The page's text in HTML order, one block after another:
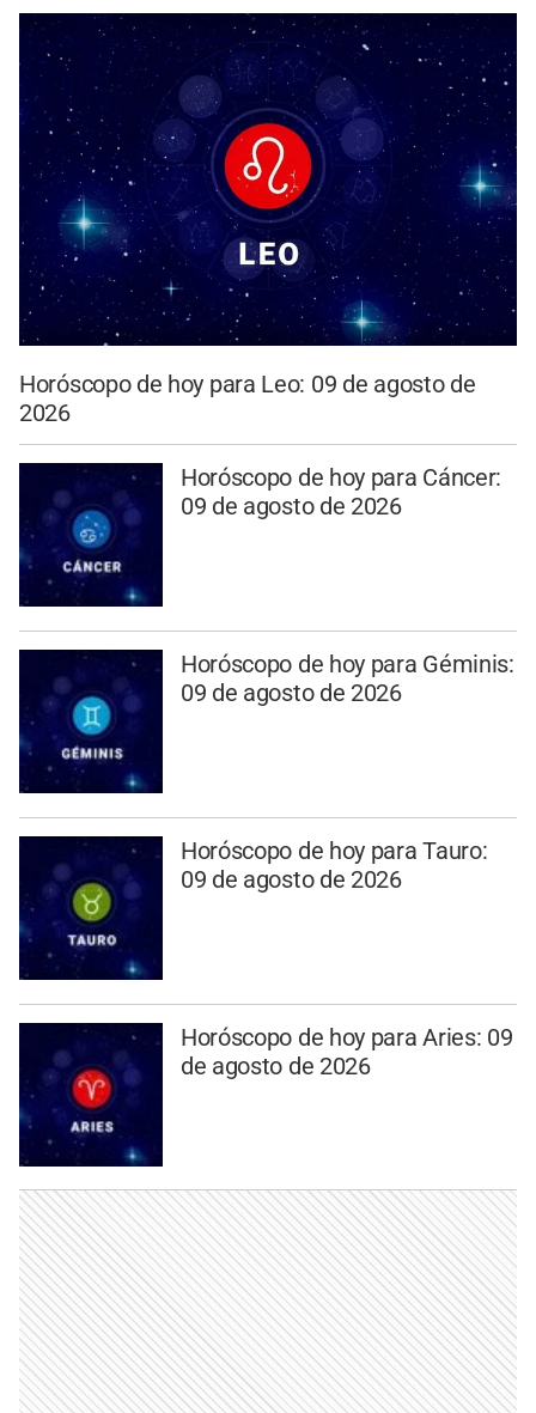
Horóscopo de hoy para Leo: 09 de agosto de
2026
Horóscopo de hoy para Cáncer:
09 de agosto de 2026
Horóscopo de hoy para Géminis:
09 de agosto de 2026
Horóscopo de hoy para Tauro:
09 de agosto de 2026
Horóscopo de hoy para Aries: 09
de agosto de 2026